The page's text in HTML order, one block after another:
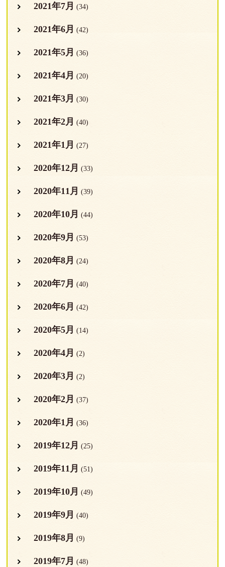
2021年7月 (34)
2021年6月 (42)
2021年5月 (36)
2021年4月 (20)
2021年3月 (30)
2021年2月 (40)
2021年1月 (27)
2020年12月 (33)
2020年11月 (39)
2020年10月 (44)
2020年9月 (53)
2020年8月 (24)
2020年7月 (40)
2020年6月 (42)
2020年5月 (14)
2020年4月 (2)
2020年3月 (2)
2020年2月 (37)
2020年1月 (36)
2019年12月 (25)
2019年11月 (51)
2019年10月 (49)
2019年9月 (40)
2019年8月 (9)
2019年7月 (48)